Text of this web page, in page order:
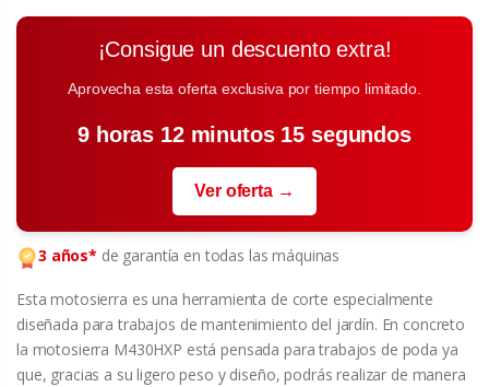
¡Consigue un descuento extra!
Aprovecha esta oferta exclusiva por tiempo limitado.
9 horas 12 minutos 14 segundos
Ver oferta →
3 años* de garantía en todas las máquinas
Esta motosierra es una herramienta de corte especialmente
diseñada para trabajos de mantenimiento del jardín. En concreto
la motosierra M430HXP está pensada para trabajos de poda ya
que, gracias a su ligero peso y diseño, podrás realizar de manera